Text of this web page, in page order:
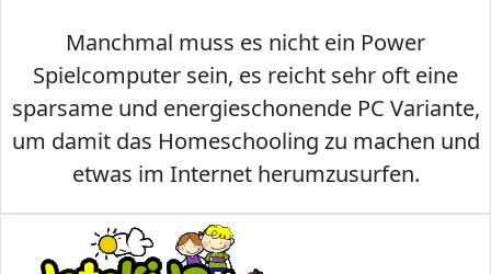
Manchmal muss es nicht ein Power
Spielcomputer sein, es reicht sehr oft eine
sparsame und energieschonende PC Variante,
um damit das Homeschooling zu machen und
etwas im Internet herumzusurfen.